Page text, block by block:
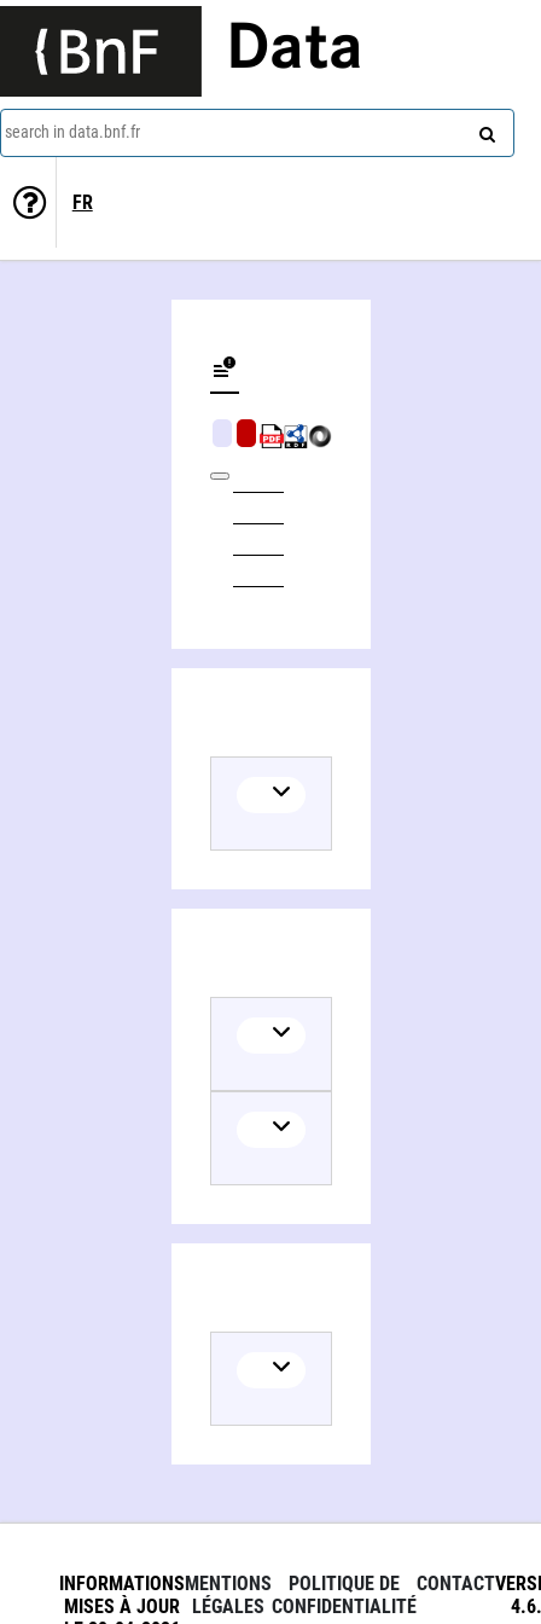
Data
search in data.bnf.fr
FR
INFORMATIONS
MISES À JOUR
MENTIONS
LÉGALES
POLITIQUE DE
CONFIDENTIALITÉ
CONTACT